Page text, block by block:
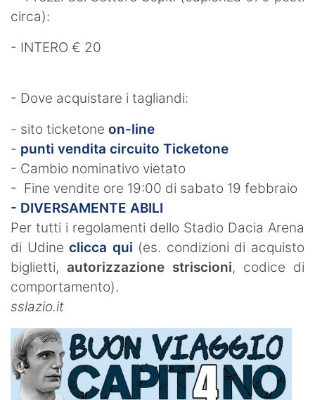
circa):
- INTERO € 20
- Dove acquistare i tagliandi:
- sito ticketone on-line
- punti vendita circuito Ticketone
- Cambio nominativo vietato
- Fine vendite ore 19:00 di sabato 19 febbraio
- DIVERSAMENTE ABILI
Per tutti i regolamenti dello Stadio Dacia Arena
di Udineclicca qui (es. condizioni di acquisto
biglietti, autorizzazione striscioni, codice di
comportamento).
sslazio.it